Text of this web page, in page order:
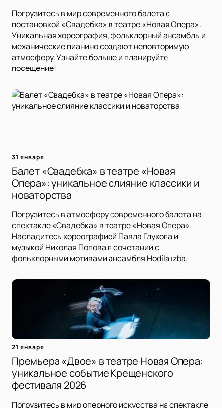
Погрузитесь в мир современного балета с
постановкой «Свадебка» в театре «Новая Опера».
Уникальная хореография, фольклорный ансамбль и
механические пианино создают неповторимую
атмосферу. Узнайте больше и планируйте
посещение!
31 января
Балет «Свадебка» в театре «Новая
Опера»: уникальное слияние классики и
новаторства
Погрузитесь в атмосферу современного балета на
спектакле «Свадебка» в театре «Новая Опера».
Насладитесь хореографией Павла Глухова и
музыкой Николая Попова в сочетании с
фольклорными мотивами ансамбля Hodíla ízba.
21 января
Премьера «Двое» в театре Новая Опера:
уникальное событие Крещенского
фестиваля 2026
Погрузитесь в мир оперного искусства на спектакле